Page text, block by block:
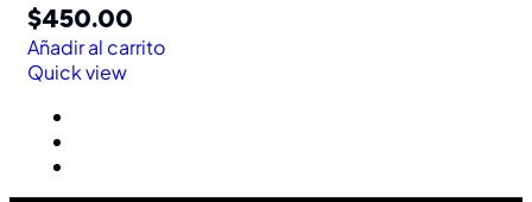
$450.00
Añadir al carrito
Quick view